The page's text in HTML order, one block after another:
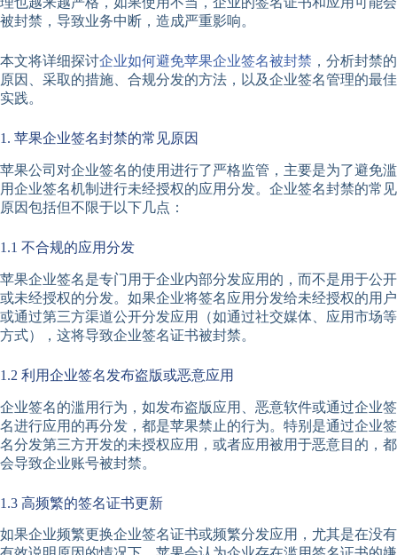
被封禁，导致业务中断，造成严重影响。
本文将详细探讨企业如何避免苹果企业签名被封禁 ，分析封禁的
原因、采取的措施、合规分发的方法，以及企业签名管理的最佳
实践。
1. 苹果企业签名封禁的常见原因
苹果公司对企业签名的使用进行了严格监管，主要是为了避免滥
用企业签名机制进行未经授权的应用分发。企业签名封禁的常见
原因包括但不限于以下几点：
1.1 不合规的应用分发
苹果企业签名是专门用于企业内部分发应用的，而不是用于公开
或未经授权的分发。如果企业将签名应用分发给未经授权的用户
或通过第三方渠道公开分发应用（如通过社交媒体、应用市场等
方式），这将导致企业签名证书被封禁。
1.2 利用企业签名发布盗版或恶意应用
企业签名的滥用行为，如发布盗版应用、恶意软件或通过企业签
名进行应用的再分发，都是苹果禁止的行为。特别是通过企业签
名分发第三方开发的未授权应用，或者应用被用于恶意目的，都
会导致企业账号被封禁。
1.3 高频繁的签名证书更新
如果企业频繁更换企业签名证书或频繁分发应用，尤其是在没有